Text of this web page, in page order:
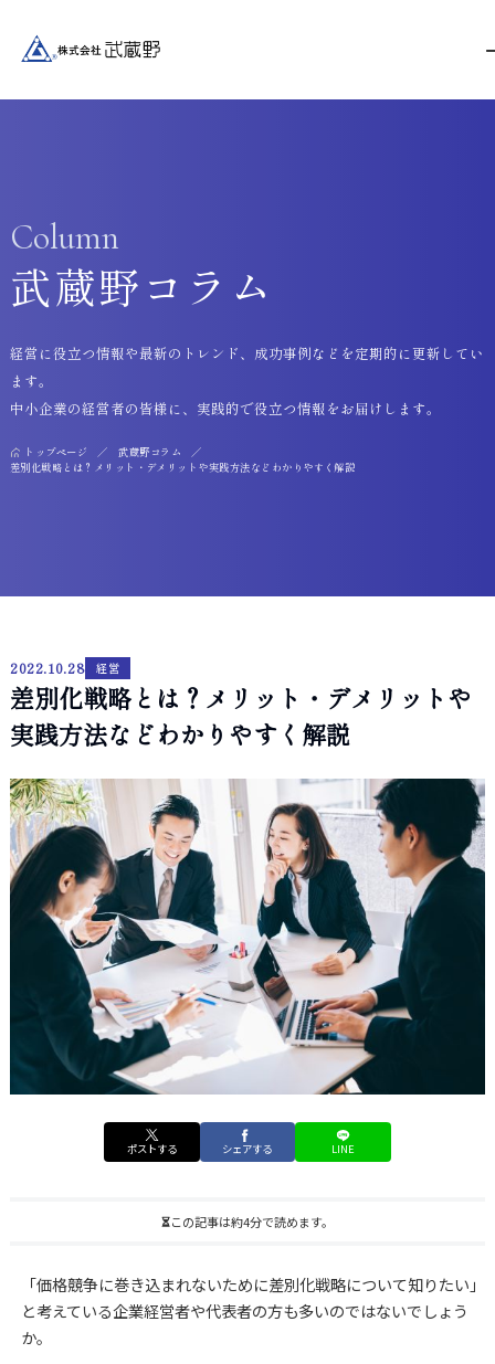
Column
武蔵野コラム
トップページ
武蔵野コラム
差別化戦略とは？メリット・デメリットや実践方法などわかりやすく解説
経営に役立つ情報や最新のトレンド、成功事例などを定期的に更新してい
ます。
中小企業の経営者の皆様に、実践的で役立つ情報をお届けします。
2022.10.28 経営
差別化戦略とは？メリット・デメリットや
実践方法などわかりやすく解説
ポストする シェアする LINE
この記事は約4分で読めます。
「価格競争に巻き込まれないために差別化戦略について知りたい」
と考えている企業経営者や代表者の方も多いのではないでしょう
か。